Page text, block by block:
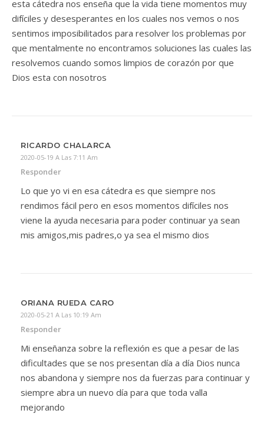
esta cátedra nos enseña que la vida tiene momentos muy
difíciles y desesperantes en los cuales nos vemos o nos
sentimos imposibilitados para resolver los problemas por
que mentalmente no encontramos soluciones las cuales las
resolvemos cuando somos limpios de corazón por que
Dios esta con nosotros
RICARDO CHALARCA
2020-05-19 A Las 7:11 Am
Responder
Lo que yo vi en esa cátedra es que siempre nos
rendimos fácil pero en esos momentos difíciles nos
viene la ayuda necesaria para poder continuar ya sean
mis amigos,mis padres,o ya sea el mismo dios
ORIANA RUEDA CARO
2020-05-21 A Las 10:19 Am
Responder
Mi enseñanza sobre la reflexión es que a pesar de las
dificultades que se nos presentan día a día Dios nunca
nos abandona y siempre nos da fuerzas para continuar y
siempre abra un nuevo día para que toda valla
mejorando